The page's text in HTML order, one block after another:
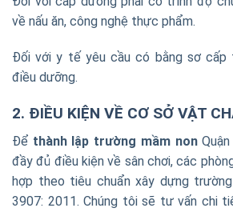
về nấu ăn, công nghệ thực phẩm.
Đối với y tế yêu cầu có bằng sơ cấp
điều dưỡng.
2. ĐIỀU KIỆN VỀ CƠ SỞ VẬT
Để thành lập trường mầm non
đầy đủ điều kiện về sân chơi, các
hợp theo tiêu chuẩn xây dựng
3907: 2011. Chúng tôi sẽ tư vấn chi